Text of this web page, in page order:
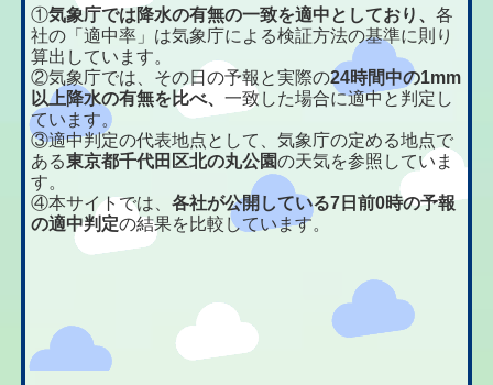
①気象庁では降水の有無の一致を適中としており、各
社の「適中率」は気象庁による検証方法の基準に則り
算出しています。
②気象庁では、その日の予報と実際の24時間中の1mm
以上降水の有無を比べ、一致した場合に適中と判定し
ています。
③適中判定の代表地点として、気象庁の定める地点で
ある東京都千代田区北の丸公園の天気を参照していま
す。
④本サイトでは、各社が公開している7日前0時の予報
の適中判定の結果を比較しています。